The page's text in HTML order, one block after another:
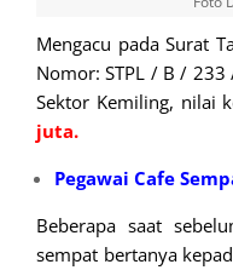
Mengacu pada Surat
Nomor: STPL / B /
Sektor Kemiling, nilai
juta.
Pegawai Cafe
Beberapa saat
sempat bertanya